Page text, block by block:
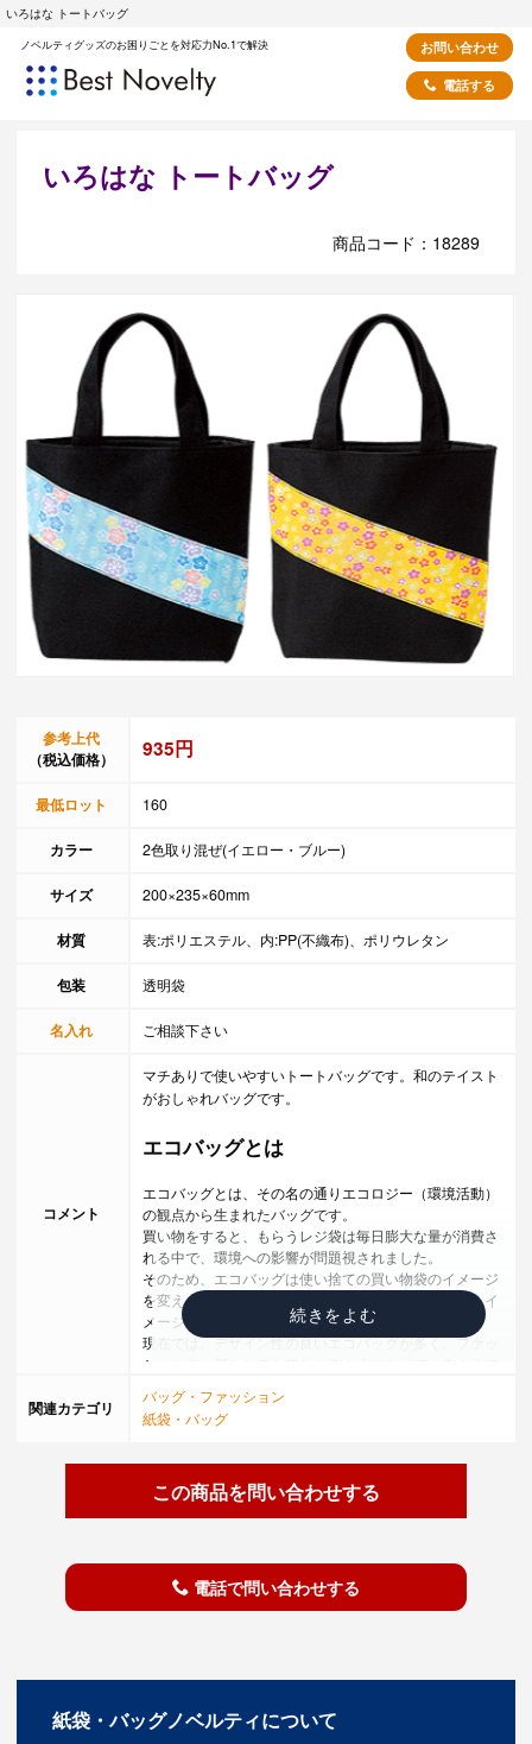
いろはな トートバッグ
ノベルティグッズのお困りごとを対応力No.1で解決
お問い合わせ
電話する
いろはな トートバッグ
商品コード：18289
参考上代
（税込価格）
935円
最低ロット 160
カラー 2色取り混ぜ(イエロー・ブルー)
サイズ 200×235×60mm
材質 表:ポリエステル、内:PP(不織布)、ポリウレタン
包装 透明袋
名入れ ご相談下さい
コメント
マチありで使いやすいトートバッグです。和のテイスト
がおしゃれバッグです。
エコバッグとは
エコバッグとは、その名の通りエコロジー（環境活動）
の観点から生まれたバッグです。
買い物をすると、もらうレジ袋は毎日膨大な量が消費さ
れる中で、環境への影響が問題視されました。
そのため、エコバッグは使い捨ての買い物袋のイメージ
を変え、マイバッグとして自分専用の買い物袋というイ
メージをつくりだしました。
現在では、デザイン性の良いエコバッグが多く、ファッ
ションの一部としても使われるようになっているようで
エコバッグの歴史
半世紀以上前までは、買い物カゴを持参して買い物に行
くというスタイルが一般的でしたが、高度経済成長が進
む中で、丈夫で安いレジ袋が誕生し、普及していきまし
しかし、オイルショックを機に、石油資源を見直す消費
者活動や、ゴミ問題などがきっかけで、レジ袋の再利用
等の動きが出てきました。
ていったようです。
関連カテゴリ
バッグ・ファッション
紙袋・バッグ
この商品を問い合わせする
電話で問い合わせする
紙袋・バッグノベルティについて